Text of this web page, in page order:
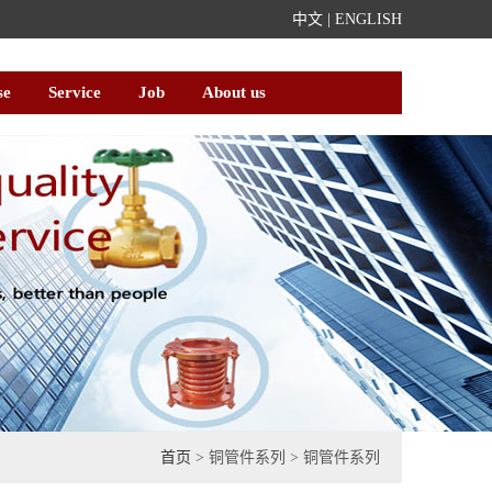
中文 ENGLISH
Service Job About us
首页 > 铜管件系列 > 铜管件系列